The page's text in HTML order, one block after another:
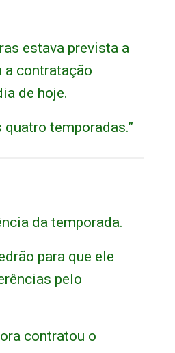
estava prevista a
a contratação
de hoje.
temporadas.”
da temporada.
para que ele
pelo
contratou o